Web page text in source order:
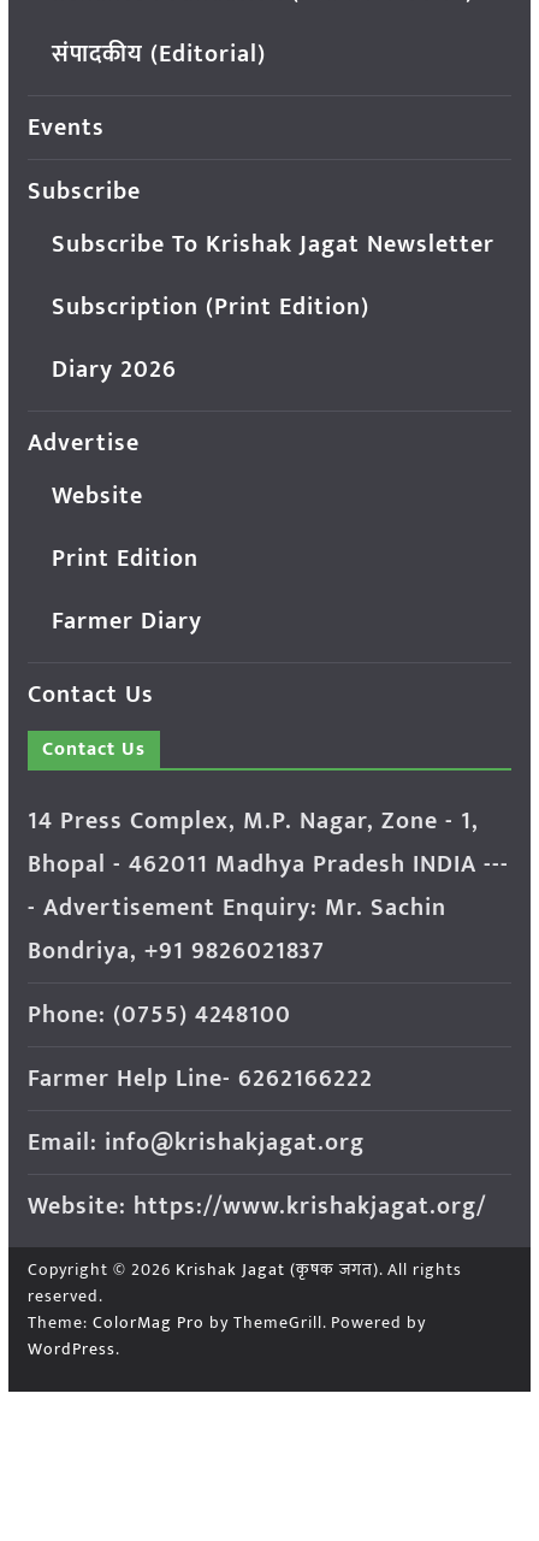
संपादकीय (Editorial)
Events
Subscribe
Subscribe To Krishak Jagat Newsletter
Subscription (Print Edition)
Diary 2026
Advertise
Website
Print Edition
Farmer Diary
Contact Us
Contact Us
14 Press Complex, M.P. Nagar, Zone - 1,
Bhopal - 462011 Madhya Pradesh INDIA ---
- Advertisement Enquiry: Mr. Sachin
Bondriya, +91 9826021837
Phone: (0755) 4248100
Farmer Help Line- 6262166222
Email: info@krishakjagat.org
Website: https://www.krishakjagat.org/
Copyright © 2026 Krishak Jagat (कृषक जगत). All rights
reserved.
Theme: ColorMag Pro by ThemeGrill. Powered by
WordPress.